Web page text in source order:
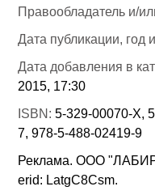
Правообладатель и/
Дата публикации, год
Дата добавления в
2015, 17:30
ISBN:5-329-00070-Х,
7, 978-5-488-02419-9
Реклама. ООО
erid: LatgC8Csm.